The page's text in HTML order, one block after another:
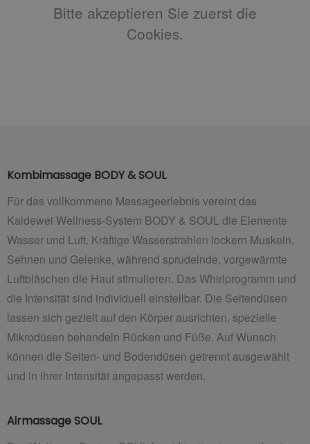
Bitte akzeptieren Sie zuerst die
Cookies.
Kombimassage BODY & SOUL
Für das vollkommene Massageerlebnis vereint das
Kaldewei Wellness-System BODY & SOUL die Elemente
Wasser und Luft. Kräftige Wasserstrahlen lockern Muskeln,
Sehnen und Gelenke, während sprudelnde, vorgewärmte
Luftbläschen die Haut stimulieren. Das Whirlprogramm und
die Intensität sind individuell einstellbar. Die Seitendüsen
lassen sich gezielt auf den Körper ausrichten, spezielle
Mikrodüsen behandeln Rücken und Füße. AufWunsch
können die Seiten- und Bodendüsen getrennt ausgewählt
und in ihrer Intensität angepasst werden.
Airmassage SOUL